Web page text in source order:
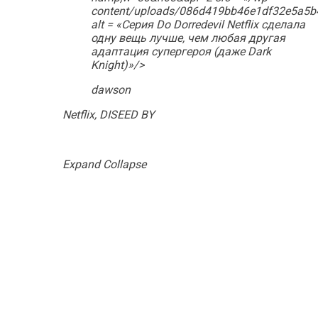
content/uploads/
alt = «Серия Do Dorredevil Netflix сделала
одну вещь лучше, чем любая другая
адаптация супергероя (даже Dark
Knight)»/>
dawson
Netflix, DISEED BY
Expand Collapse